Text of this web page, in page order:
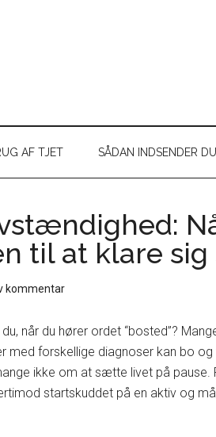
AF TJET SÅDAN INDSENDER
til at klare sig
kommentar
når du hører ordet “bosted”?
med forskellige diagnoser kan bo
ikke om at sætte livet på pause.
startskuddet på en aktiv og